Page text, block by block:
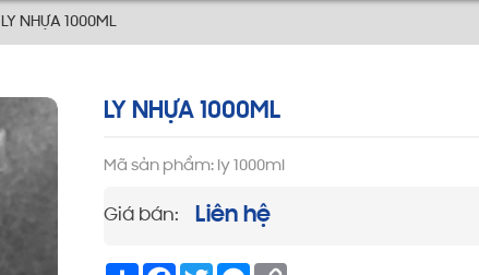
LY NHỰA 1000ML
LY NHỰA 1000ML
Mã sản phẩm: ly 1000ml
Giá bán: Liên hệ
ShareFacebook
TwitterMessenger